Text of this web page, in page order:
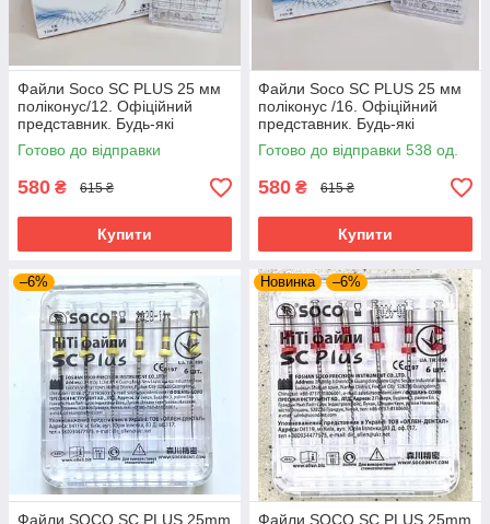
Файли Soco SC PLUS 25 мм
поліконус/12. Офіційний
представник. Будь-які
розміри завжди є.
Готово до відправки
580 ₴ 615 ₴
Купити
Файли Soco SC PLUS 25 мм
поліконус /16. Офіційний
представник. Будь-які
розміри завжди є.
Готово до відправки 538 од.
580 ₴ 615 ₴
Купити
–6%
Файли SOCO SC PLUS 25mm
Новинка –6%
Файли SOCO SC PLUS 25mm